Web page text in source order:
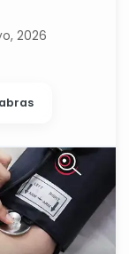
2026